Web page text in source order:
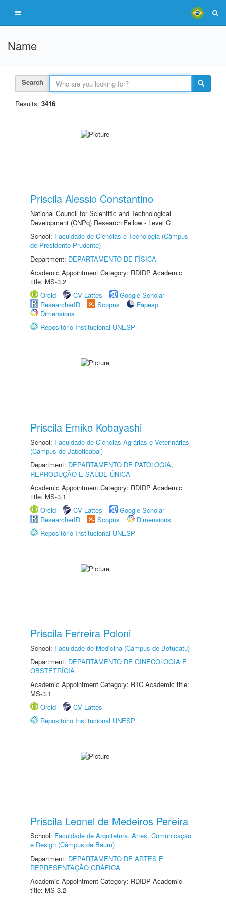
Name
Search
Results: 3416
Priscila Alessio Constantino
National Council for Scientific and Technological
Development (CNPq) Research Fellow - Level C
School: Faculdade de Ciências e Tecnologia (Câmpus
de Presidente Prudente)
Department: DEPARTAMENTO DE FÍSICA
Academic Appointment Category: RDIDP Academic
title: MS-3.2
Orcid
CV Lattes
Google Scholar
ResearcherID
Scopus
Fapesp
Dimensions
Repositório Institucional UNESP
Priscila Emiko Kobayashi
School: Faculdade de Ciências Agrárias e Veterinárias
(Câmpus de Jaboticabal)
Department: DEPARTAMENTO DE PATOLOGIA,
REPRODUÇÃO E SAÚDE ÚNICA
Academic Appointment Category: RDIDP Academic
title: MS-3.1
Orcid
CV Lattes
Google Scholar
ResearcherID
Scopus
Dimensions
Repositório Institucional UNESP
Priscila Ferreira Poloni
School: Faculdade de Medicina (Câmpus de Botucatu)
Department: DEPARTAMENTO DE GINECOLOGIA E
OBSTETRÍCIA
Academic Appointment Category: RTC Academic title:
MS-3.1
Orcid
CV Lattes
Repositório Institucional UNESP
Priscila Leonel de Medeiros Pereira
School: Faculdade de Arquitetura, Artes, Comunicação
e Design (Câmpus de Bauru)
Department: DEPARTAMENTO DE ARTES E
REPRESENTAÇÃO GRÁFICA
Academic Appointment Category: RDIDP Academic
title: MS-3.2